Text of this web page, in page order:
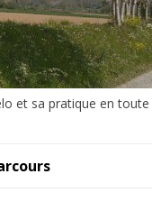
et sa pratique en toute